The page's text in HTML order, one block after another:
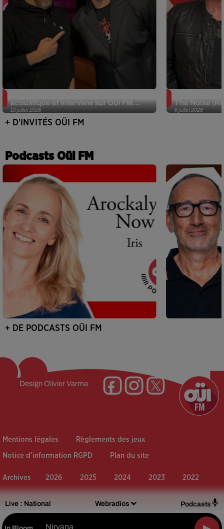
Live : National Webradios Podcasts
Nirvana
10 juillet 2026
acoustique et interview sur Oüi FM...
6 juillet 2026
The Noise
+ D'INVITÉS OÜI FM
Podcasts Oüi FM
+ DE PODCASTS OÜI FM
Design Olivier Varma
Mentions légales Règlements des jeux
Notice d’information RGPD Plan du site
Archives 2026 2025 2024 2023 2022